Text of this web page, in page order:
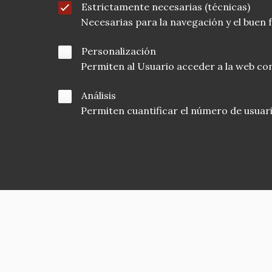
Estrictamente necesarias (técnicas)
Necesarias para la navegación y el
Personalización
Permiten al Usuario acceder a la web
Análisis
Permiten cuantificar el número de